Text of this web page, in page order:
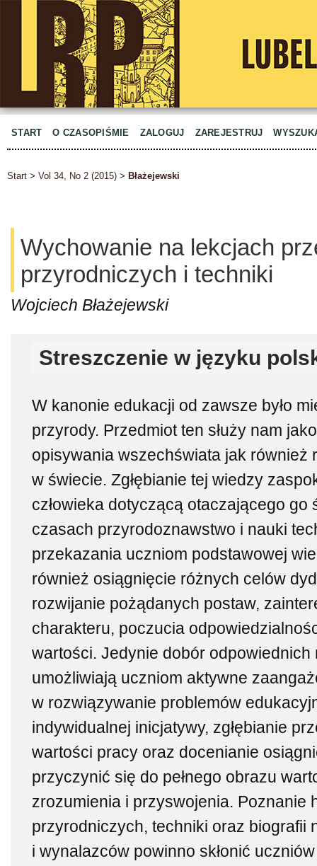
START O CZASOPIŚMIE ZALOGUJ ZAREJESTRUJ
Start > Vol 34, No 2 (2015) > Błażejewski
Wychowanie na lekcjach
przyrodniczych i techniki
Wojciech Błażejewski
Streszczenie w języku
W kanonie edukacji od zawsze było
przyrody. Przedmiot ten służy nam
opisywania wszechświata jak również
w świecie. Zgłębianie tej wiedzy
człowieka dotyczącą otaczającego go
czasach przyrodoznawstwo i nauki
przekazania uczniom podstawowej
również osiągnięcie różnych celów
rozwijanie pożądanych postaw,
charakteru, poczucia
wartości. Jedynie dobór
umożliwiają uczniom aktywne
w rozwiązywanie problemów
indywidualnej inicjatywy, zgłębianie
wartości pracy oraz docenianie
przyczynić się do pełnego obrazu
zrozumienia i przyswojenia. Poznanie
przyrodniczych, techniki oraz biografii
i wynalazców powinno skłonić